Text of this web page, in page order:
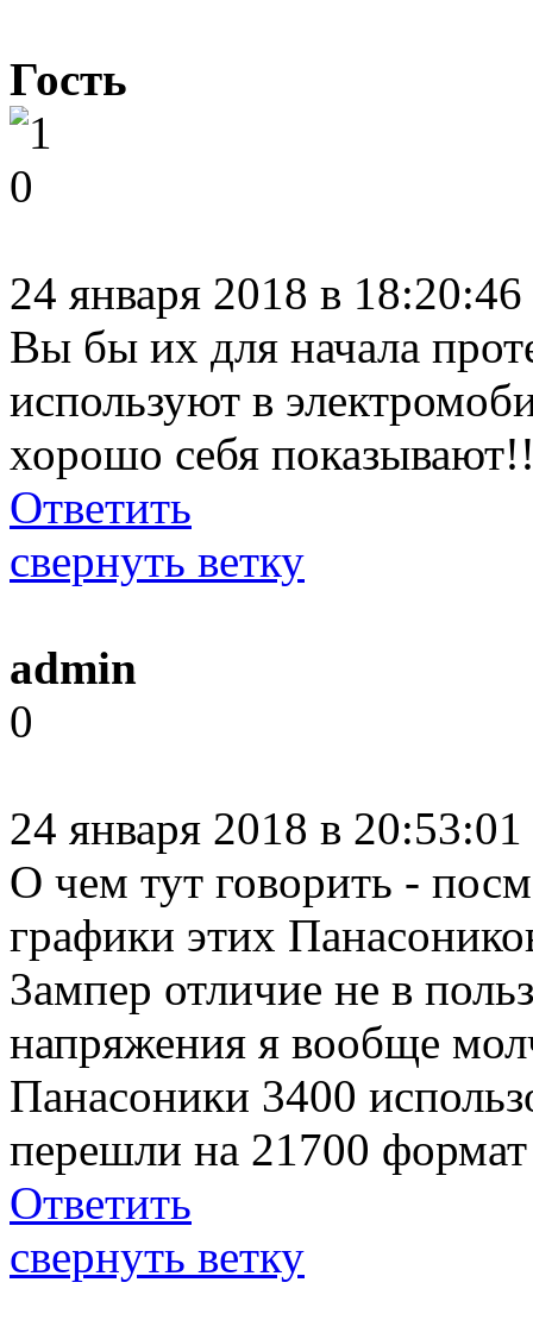
Гость
0
24 января 2018 в
Вы бы их для начала
используют в
хорошо себя
Ответить
свернуть ветку
admin
0
24 января 2018 в
О чем тут говорить -
графики этих
3ампер отличие не в
напряжения я вообще
Панасоники 3400
перешли на 21700
Ответить
свернуть ветку